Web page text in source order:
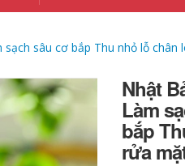
sâu cơ bắp Thu nhỏ lỗ
Nhật
Làm
bắp
rửa